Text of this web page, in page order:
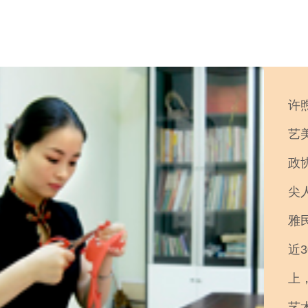
许
艺
政
尖
雅
近
上